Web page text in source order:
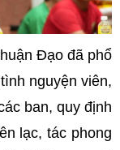
Đạo đã phổ
nguyện viên,
ban, quy định
lạc, tác phong